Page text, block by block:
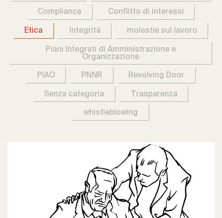
Compliance Conflitto di interessi
Etica Integrità molestie sul lavoro
Piani Integrati di Amministrazione e
Organizzazione
PIAO PNNR Revolving Door
Senza categoria Trasparenza
whistleblowing